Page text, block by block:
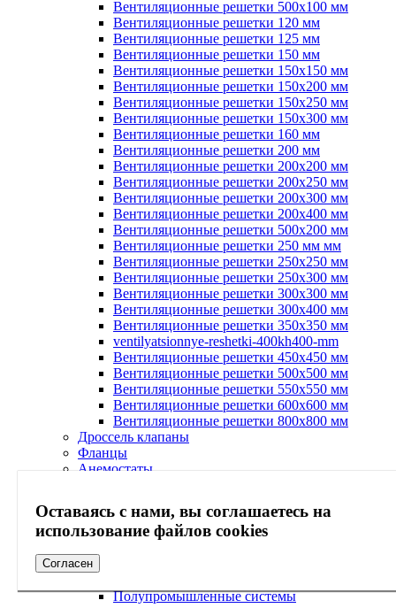
Оставаясь с нами, вы соглашаетесь на
использование файлов cookies
Согласен
Вентиляционные решетки 500х100 мм
Вентиляционные решетки 120 мм
Вентиляционные решетки 125 мм
Вентиляционные решетки 150 мм
Вентиляционные решетки 150х150 мм
Вентиляционные решетки 150х200 мм
Вентиляционные решетки 150х250 мм
Вентиляционные решетки 150х300 мм
Вентиляционные решетки 160 мм
Вентиляционные решетки 200 мм
Вентиляционные решетки 200х200 мм
Вентиляционные решетки 200х250 мм
Вентиляционные решетки 200х300 мм
Вентиляционные решетки 200х400 мм
Вентиляционные решетки 500х200 мм
Вентиляционные решетки 250 мм мм
Вентиляционные решетки 250х250 мм
Вентиляционные решетки 250х300 мм
Вентиляционные решетки 300х300 мм
Вентиляционные решетки 300х400 мм
Вентиляционные решетки 350х350 мм
ventilyatsionnye-reshetki-400kh400-mm
Вентиляционные решетки 450х450 мм
Вентиляционные решетки 500х500 мм
Вентиляционные решетки 550х550 мм
Вентиляционные решетки 600х600 мм
Вентиляционные решетки 800х800 мм
Дроссель клапаны
Фланцы
Анемостаты
Вентиляционные диффузоры
Кондиционирование
Полупромышленные системы